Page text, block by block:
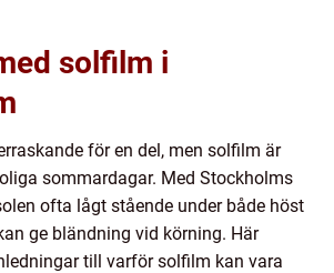
solfilm i
för en del, men solfilm är
sommardagar. Med Stockholms
ofta lågt stående under både höst
ge bländning vid körning. Här
till varför solfilm kan vara